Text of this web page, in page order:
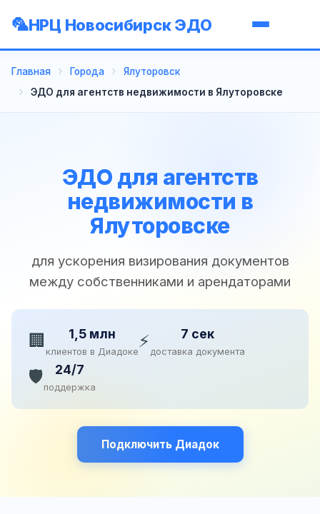
НРЦ Новосибирск ЭДО
Главная Города
Ялуторовск
ЭДО для агентств недвижимости в Ялуторовске
ЭДО для агентств
недвижимости в
Ялуторовске
для ускорения визирования документов
между собственниками и арендаторами
🏢 1,5 млн
клиентов в Диадоке⚡ 7 сек
доставка документа
🛡️ 24/7
поддержка
Подключить Диадок